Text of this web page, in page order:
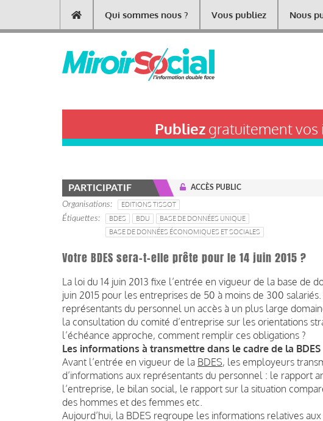
contenu
Main
navigation
Qui sommes nous ? Vous publiez Nous
Publiezgratuitement vos
PARTICIPATIF ACCÈS PUBLIC
Organisations
EDITIONS TISSOT
Étiquettes
BDES BDU
BASE DE DONNÉES UNIQUE
BASE DE DONNÉES ÉCONOMIQUES ET SOCIALES
Votre BDES sera-t-elle prête pour le 14 juin 2015 ?
La loi du 14 juin 2013 fixe l’entrée en vigueur de la base de
juin 2015 pour les entreprises de 50 à moins de 300
représentants du personnel un accès à un plus large
la consultation du comité d’entreprise sur les orientations
l’échéance approche, comment remplir ces obligations ?
Les informations à transmettre dans le cadre de la BDES
Avant l’entrée en vigueur de la BDES, les employeurs
d’informations aux représentants du personnel : le rapport
l’entreprise, le bilan social, le rapport sur la situation
des hommes et des femmes etc.
Aujourd’hui, la BDES regroupe les informations relatives